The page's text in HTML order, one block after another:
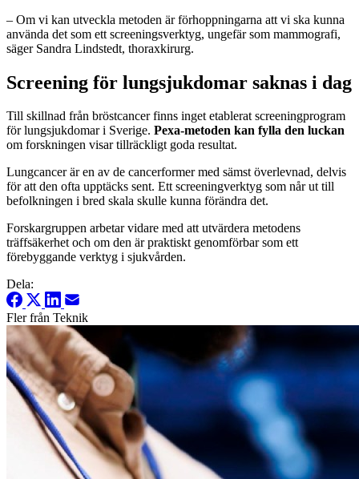
– Om vi kan utveckla metoden är förhoppningarna att vi ska kunna
använda det som ett screeningsverktyg, ungefär som mammografi,
säger Sandra Lindstedt, thoraxkirurg.
Screening för lungsjukdomar saknas i dag
Till skillnad från bröstcancer finns inget etablerat screeningprogram
för lungsjukdomar i Sverige. Pexa-metoden kan fylla den luckan
om forskningen visar tillräckligt goda resultat.
Lungcancer är en av de cancerformer med sämst överlevnad, delvis
för att den ofta upptäcks sent. Ett screeningverktyg som når ut till
befolkningen i bred skala skulle kunna förändra det.
Forskargruppen arbetar vidare med att utvärdera metodens
träffsäkerhet och om den är praktiskt genomförbar som ett
förebyggande verktyg i sjukvården.
Dela:
Fler från Teknik